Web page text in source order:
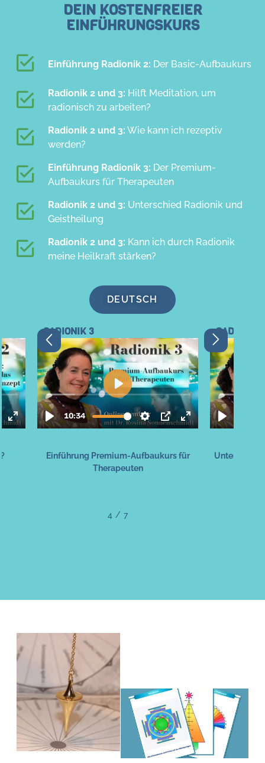
DEIN KOSTENFREIER
EINFÜHRUNGSKURS
Einführung Radionik 2: Der Basic-Aufbaukurs
Radionik 2 und 3: Hilft Meditation, um
radionisch zu arbeiten?
Radionik 2 und 3: Wie kann ich rezeptiv
werden?
Einführung Radionik 3: Der Premium-
Aufbaukurs für Therapeuten
Radionik 2 und 3: Unterschied Radionik und
Geistheilung
Radionik 2 und 3: Kann ich durch Radionik
meine Heilkraft stärken?
DEUTSCH
Premium-Aufbaukurs für
Unterschied Radionik und
4 / 7